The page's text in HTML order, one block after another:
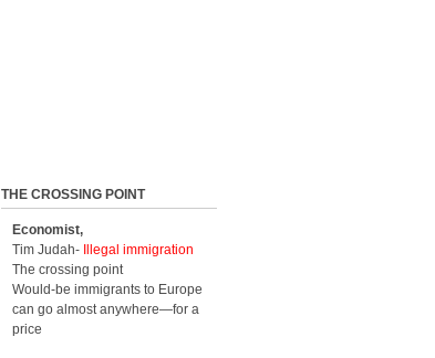
THE CROSSING POINT
Economist,
Tim Judah-
Illegal immigration
The crossing point
Would-be immigrants to Europe
can go almost anywhere—for a
price